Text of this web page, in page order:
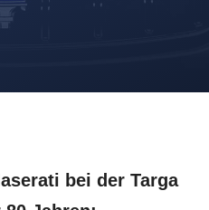
bei der Targa